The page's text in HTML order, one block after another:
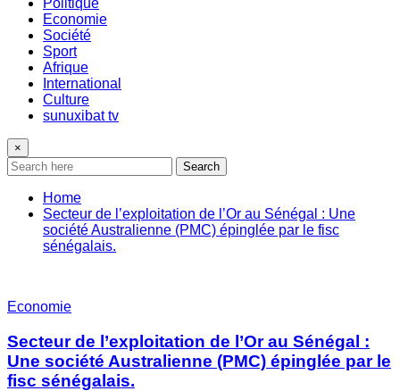
Politique
Economie
Société
Sport
Afrique
International
Culture
sunuxibat tv
×
Search
Home
Secteur de l’exploitation de l’Or au Sénégal : Une
société Australienne (PMC) épinglée par le fisc
sénégalais.
Economie
Secteur de l’exploitation de l’Or au Sénégal :
Une société Australienne (PMC) épinglée par le
fisc sénégalais.